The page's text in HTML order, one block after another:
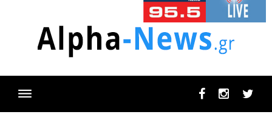
FacebookInstagram